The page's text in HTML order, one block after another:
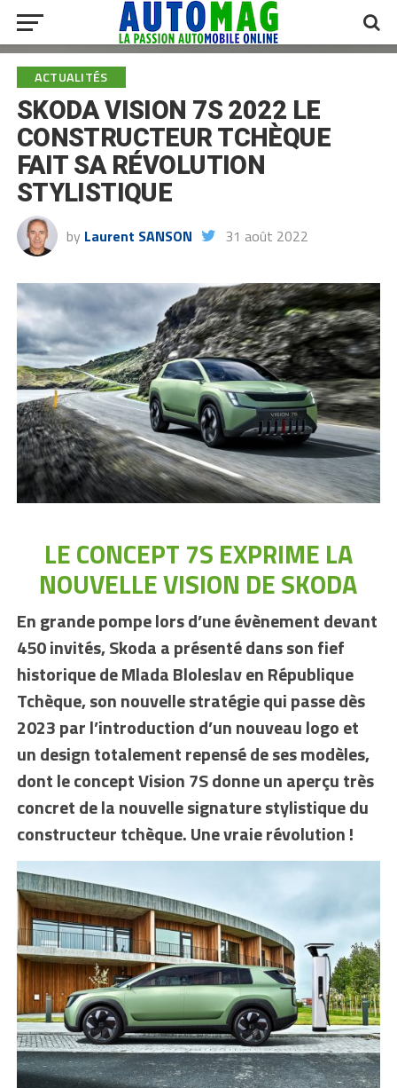
ACTUALITÉS
SKODA VISION 7S 2022 LE
CONSTRUCTEUR TCHÈQUE
FAIT SA RÉVOLUTION
STYLISTIQUE
by Laurent SANSON 31 août 2022
LE CONCEPT 7S EXPRIME LA
NOUVELLE VISION DE SKODA
En grande pompe lors d’une évènement devant
450 invités, Skoda a présenté dans son fief
historique de Mlada Bloleslav en République
Tchèque, son nouvelle stratégie qui passe dès
2023 par l’introduction d’un nouveau logo et
un design totalement repensé de ses modèles,
dont le concept Vision 7S donne un aperçu très
concret de la nouvelle signature stylistique du
constructeur tchèque. Une vraie révolution !